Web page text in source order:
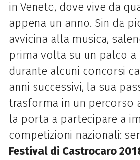
in Veneto, dove vive da
appena un anno. Sin da
avvicina alla musica,
prima volta su un palco a
durante alcuni concorsi
anni successivi, la sua
trasforma in un percorso
la porta a partecipare a
competizioni nazionali:
Festival di Castrocaro